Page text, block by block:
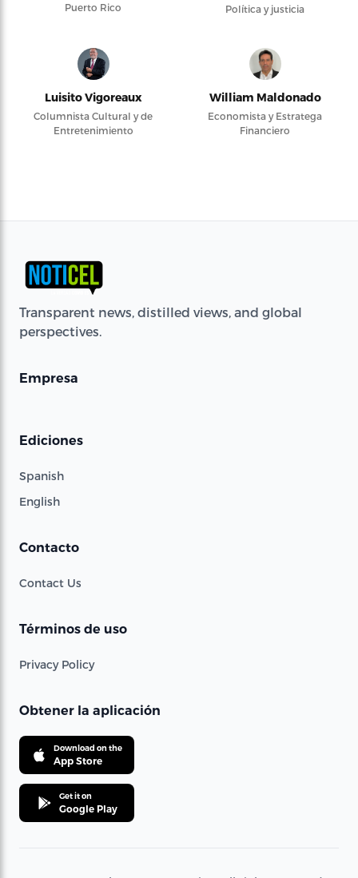
Puerto Rico
Política y justicia
Luisito Vigoreaux
Columnista Cultural y de
Entretenimiento
William Maldonado
Economista y Estratega
Financiero
Transparent news, distilled views, and global
perspectives.
Empresa
Ediciones
Spanish
English
Contacto
Contact Us
Términos de uso
Privacy Policy
Obtener la aplicación
Download on the
App Store
Get it on
Google Play